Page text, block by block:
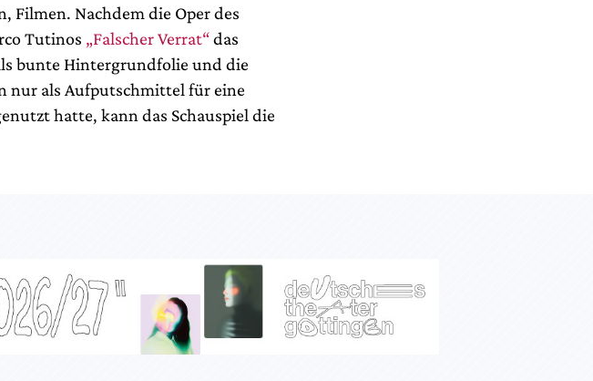
Filmen. Nachdem die Oper des
Tutinos „Falscher Verrat“das
bunte Hintergrundfolie und die
nur als Aufputschmittel für eine
hatte, kann das Schauspiel die